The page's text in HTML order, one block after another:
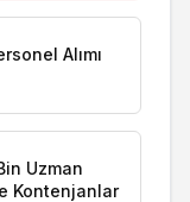
Alımı
Uzman
Kontenjanlar